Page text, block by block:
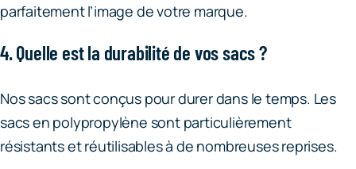
parfaitement l’image de votre marque.
4. Quelle est la durabilité de vos sacs ?
Nos sacs sont conçus pour durer dans le temps. Les
sacs en polypropylène sont particulièrement
résistants et réutilisables à de nombreuses reprises.